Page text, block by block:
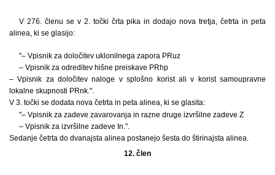
V 276. členu se v 2. točki črta pika in dodajo nova tretja, četrta in peta
alinea, ki se glasijo:
"– Vpisnik za določitev uklonilnega zapora PRuz
– Vpisnik za odreditev hišne preiskave PRhp
– Vpisnik za določitev naloge v splošno korist ali v korist samoupravne
lokalne skupnosti PRnk.".
V 3. točki se dodata nova četrta in peta alinea, ki se glasita:
"– Vpisnik za zadeve zavarovanja in razne druge izvršilne zadeve Z
– Vpisnik za izvršilne zadeve In.".
Sedanje četrta do dvanajsta alinea postanejo šesta do štirinajsta alinea.
12. člen